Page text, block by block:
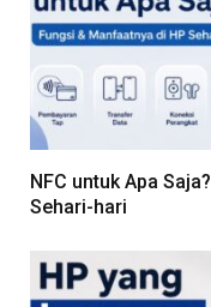
NFC untuk Apa
Sehari-hari